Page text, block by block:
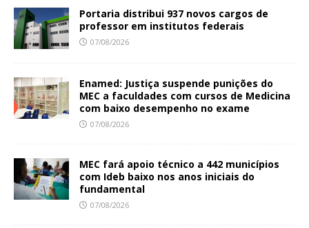
Portaria distribui 937 novos cargos de
professor em institutos federais
07/08/2026
Enamed: Justiça suspende punições do
MEC a faculdades com cursos de Medicina
com baixo desempenho no exame
07/08/2026
MEC fará apoio técnico a 442 municípios
com Ideb baixo nos anos iniciais do
fundamental
07/08/2026